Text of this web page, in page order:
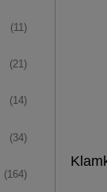
(11)
(21)
(14)
(34)
(164)